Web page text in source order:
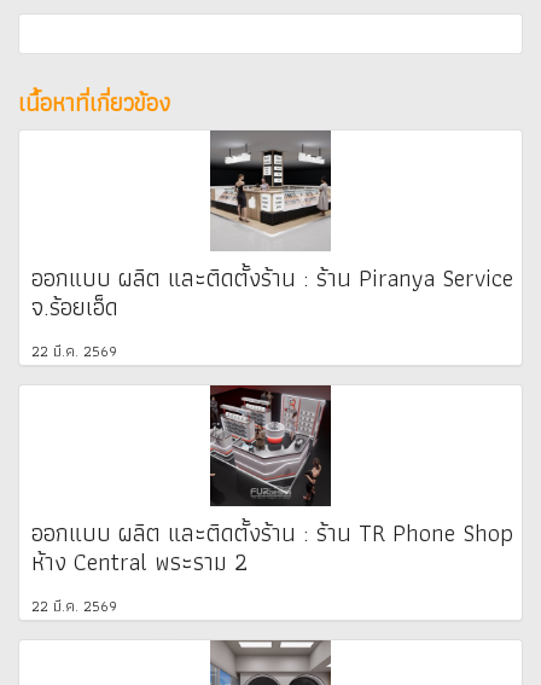
เนื้อหาที่เกี่ยวข้อง
ออกแบบ ผลิต และติดตั้งร้าน : ร้าน Piranya Service
จ.ร้อยเอ็ด
22 มี.ค. 2569
ออกแบบ ผลิต และติดตั้งร้าน : ร้าน TR Phone Shop
ห้าง Central พระราม 2
22 มี.ค. 2569